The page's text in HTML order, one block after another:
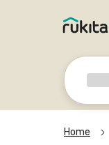
Home